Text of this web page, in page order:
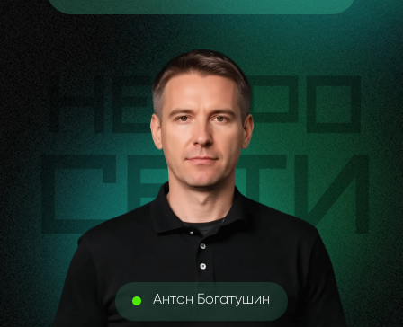
Антон Богатушин